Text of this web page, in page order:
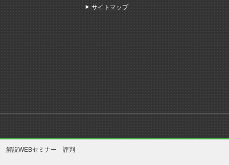
解説WEBセミナー 評判
サイトマップ